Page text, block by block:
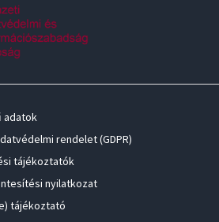
adatok
rendelet (GDPR)
tájékoztatók
nyilatkozat
tájékoztató